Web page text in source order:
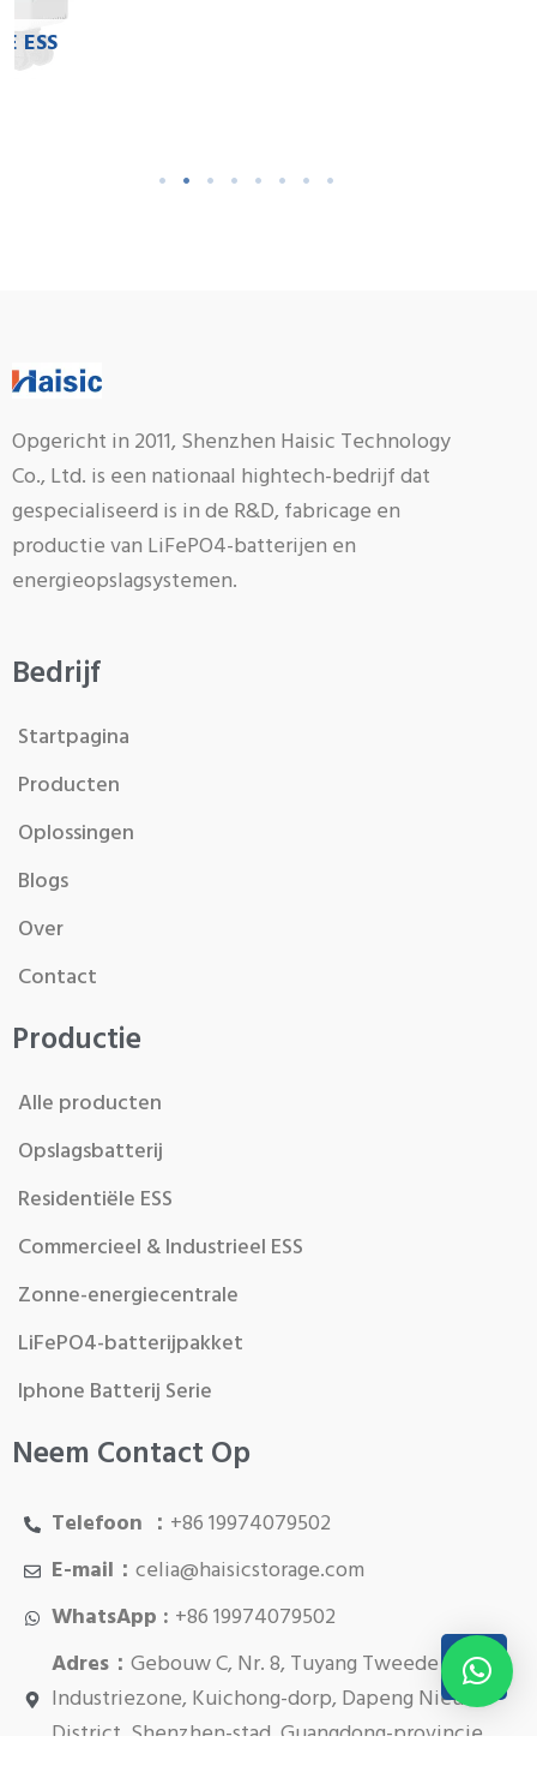
Opgericht in 2011, Shenzhen Haisic Technology
Co., Ltd. is een nationaal hightech-bedrijf dat
gespecialiseerd is in de R&D, fabricage en
productie van LiFePO4-batterijen en
energieopslagsystemen.
Bedrijf
Startpagina
Producten
Oplossingen
Blogs
Over
Contact
Productie
Alle producten
Opslagsbatterij
Residentiële ESS
Commercieel & Industrieel ESS
Zonne-energiecentrale
LiFePO4-batterijpakket
Iphone Batterij Serie
Neem Contact Op
Telefoon ： +86 19974079502
E-mail： celia@haisicstorage.com
WhatsApp : +86 19974079502
Adres： Gebouw C, Nr. 8, Tuyang Tweede
Industriezone, Kuichong-dorp, Dapeng Nieuw
District, Shenzhen-stad, Guangdong-provincie